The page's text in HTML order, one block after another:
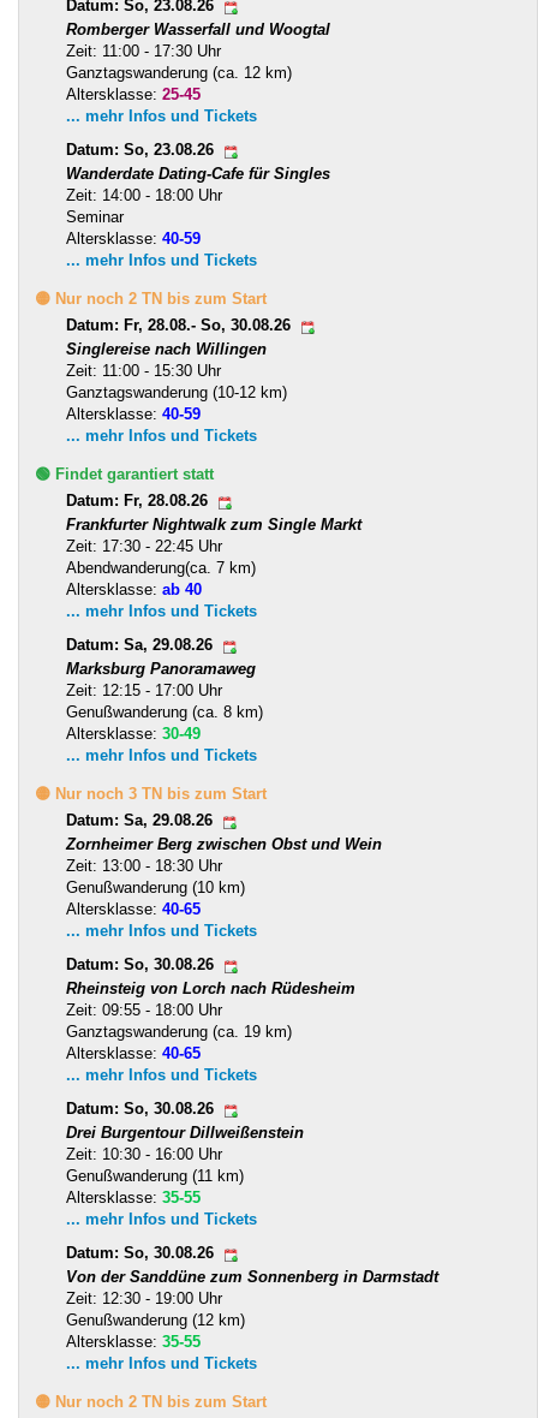
Datum: So, 23.08.26
Romberger Wasserfall und Woogtal
Zeit: 11:00 - 17:30 Uhr
Ganztagswanderung (ca. 12 km)
Altersklasse: 25-45
... mehr Infos und Tickets
Datum: So, 23.08.26
Wanderdate Dating-Cafe für Singles
Zeit: 14:00 - 18:00 Uhr
Seminar
Altersklasse: 40-59
... mehr Infos und Tickets
🟡 Nur noch 2 TN bis zum Start
Datum: Fr, 28.08.- So, 30.08.26
Singlereise nach Willingen
Zeit: 11:00 - 15:30 Uhr
Ganztagswanderung (10-12 km)
Altersklasse: 40-59
... mehr Infos und Tickets
🟢 Findet garantiert statt
Datum: Fr, 28.08.26
Frankfurter Nightwalk zum Single Markt
Zeit: 17:30 - 22:45 Uhr
Abendwanderung(ca. 7 km)
Altersklasse: ab 40
... mehr Infos und Tickets
Datum: Sa, 29.08.26
Marksburg Panoramaweg
Zeit: 12:15 - 17:00 Uhr
Genußwanderung (ca. 8 km)
Altersklasse: 30-49
... mehr Infos und Tickets
🟡 Nur noch 3 TN bis zum Start
Datum: Sa, 29.08.26
Zornheimer Berg zwischen Obst und Wein
Zeit: 13:00 - 18:30 Uhr
Genußwanderung (10 km)
Altersklasse: 40-65
... mehr Infos und Tickets
Datum: So, 30.08.26
Rheinsteig von Lorch nach Rüdesheim
Zeit: 09:55 - 18:00 Uhr
Ganztagswanderung (ca. 19 km)
Altersklasse: 40-65
... mehr Infos und Tickets
Datum: So, 30.08.26
Drei Burgentour Dillweißenstein
Zeit: 10:30 - 16:00 Uhr
Genußwanderung (11 km)
Altersklasse: 35-55
... mehr Infos und Tickets
Datum: So, 30.08.26
Von der Sanddüne zum Sonnenberg in Darmstadt
Zeit: 12:30 - 19:00 Uhr
Genußwanderung (12 km)
Altersklasse: 35-55
... mehr Infos und Tickets
🟡 Nur noch 2 TN bis zum Start